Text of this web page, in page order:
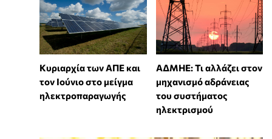
Κυριαρχία των ΑΠΕ και
τον Ιούνιο στο μείγμα
ηλεκτροπαραγωγής
ΑΔΜΗΕ: Τι αλλάζει στον
μηχανισμό αδράνειας
του συστήματος
ηλεκτρισμού